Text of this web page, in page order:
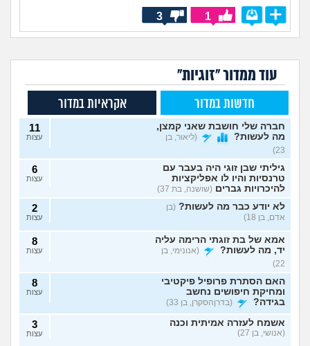
1
3
עוד ממדור "זוגיות"
חדשות במדור אקראיות במדור
חברה שלי חושבת שאני קמצן,
מה לעשות?
(ליאור, בן
23)
11
עצות
גיליתי שבן זוגי היה בעבר עם
טרנסיות והיו לו אפליקציות
להיכרויות גברים (שושנה, בת 37)
6
עצות
לא יודע כבר מה לעשות? (בן
אדם, בן 18)
2
עצות
אמא של בת זוגתי הרימה עליה
יד, מה לעשות?
(אנונימי, בן
22)
8
עצות
האם הסתרת פרופיל פיקטיבי
ומחיקת חיפושים נחשב
בגידה?
(בדרןהסקרן, בן 33)
8
עצות
אשמח לעזרה אמיתית וכנה
(אנושי, בן 27)
3
עצות